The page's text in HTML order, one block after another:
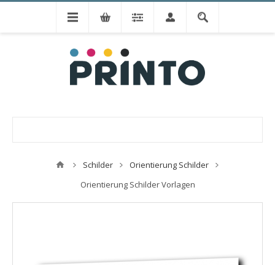
Schilder
Orientierung Schilder
Orientierung Schilder Vorlagen